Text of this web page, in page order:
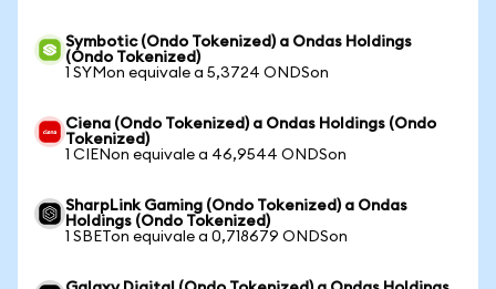
Symbotic (Ondo Tokenized) a Ondas Holdings
(Ondo Tokenized)
1 SYMon equivale a 5,3724 ONDSon
Ciena (Ondo Tokenized) a Ondas Holdings (Ondo
Tokenized)
1 CIENon equivale a 46,9544 ONDSon
SharpLink Gaming (Ondo Tokenized) a Ondas
Holdings (Ondo Tokenized)
1 SBETon equivale a 0,718679 ONDSon